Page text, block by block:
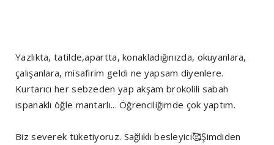
Yazlıkta, tatilde,apartta, konakladığınızda, okuyanlara,
çalışanlara, misafirim geldi ne yapsam diyenlere.
Kurtarıcı her sebzeden yap akşam brokolili sabah
ıspanaklı öğle mantarlı... Öğrenciliğimde çok yaptım.
Biz severek tüketiyoruz. Sağlıklı besleyici🥰Şimdiden